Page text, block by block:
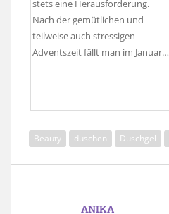
stets eine Herausforderung.
Nach der gemütlichen und
teilweise auch stressigen
Adventszeit fällt man im Januar…
Beauty duschen Duschgel
ANIKA